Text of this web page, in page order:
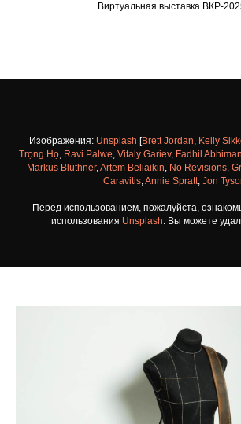
Виртуальная выставка ВКР-
Изображения: Unsplash [Brett Jordan, Kelly
Trọng Họ, Ravi Palwe, Vitaly Gariev, Fadhil
Markus Blüthner,Artem Beliaikin, No Revisions,
Caravitis,Annie Spratt, Jon
Перед использованием, пожалуйста,
использования Unsplash. Вы можете